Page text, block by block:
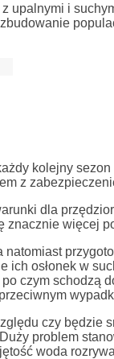
upalnymi i
kolejny
z
dla
znacznie więcej
natomiast
ich osłonek w
czym
czy będzie
problem
woda